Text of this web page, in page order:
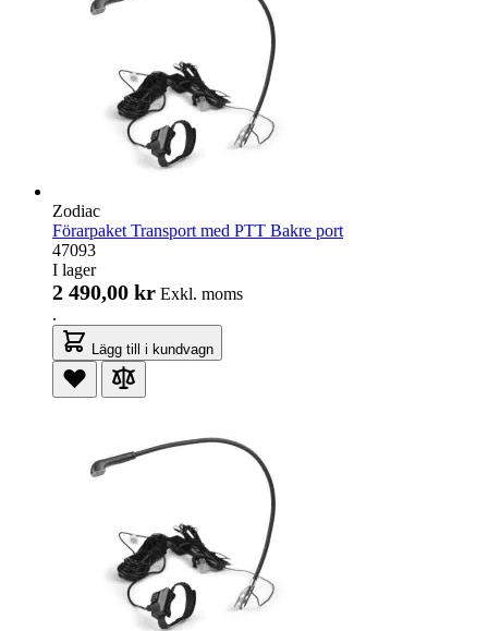
Zodiac
Förarpaket Transport med PTT Bakre port
47093
I lager
2 490,00 kr Exkl. moms
.
Lägg till i kundvagn